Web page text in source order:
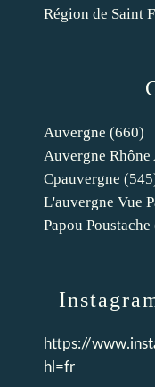
Auvergne (660)
Auvergne Rhône
Cpauvergne
L'auvergne Vue
Papou Poustache
Région de Saint
https://
hl=fr